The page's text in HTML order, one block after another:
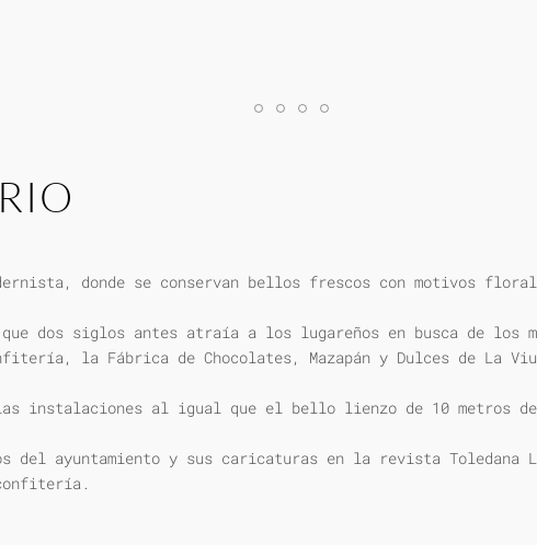
donde se conservan bellos frescos con motivos
dos siglos antes atraía a los lugareños en busca de los
la Fábrica de Chocolates, Mazapán y Dulces de La
instalaciones al igual que el bello lienzo de 10 metros
ayuntamiento y sus caricaturas en la revista Toledana